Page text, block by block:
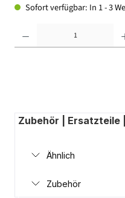
Sofort verfügbar: In 1 - 3
Zubehör | Ersatzteile
Ähnlich
Zubehör